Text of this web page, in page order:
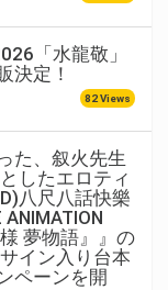
「水龍敬」
決定！
82 Views
た、叙火先生
したエロティ
八尺八話快樂
夢物語』』の
イン入り台本
ペーンを開